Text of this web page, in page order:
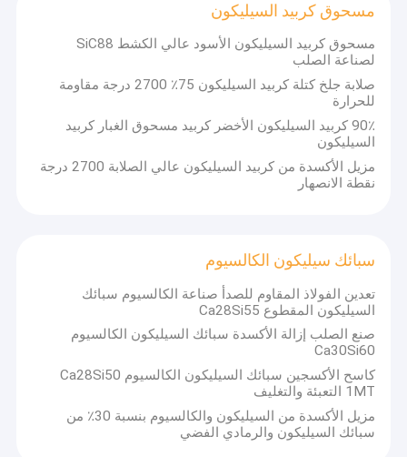
سبائك سيليكون الكالسيوم
فيرو موليبدينوم
فيرو تيتانيوم
فيرو فاناديوم
سلك الألمنيوم
صهر المواد
مواد حرارية مغرفة
Recarburizer
الطوب الحراري
صهر حراري
مسحوق كربيد السيليكون
مسحوق كربيد السيليكون الأسود عالي الكشط SiC88
لصناعة الصلب
صلابة جلخ كتلة كربيد السيليكون 75٪ 2700 درجة مقاومة
للحرارة
90٪ كربيد السيليكون الأخضر كربيد مسحوق الغبار كربيد
السيليكون
مزيل الأكسدة من كربيد السيليكون عالي الصلابة 2700 درجة
نقطة الانصهار
سبائك سيليكون الكالسيوم
تعدين الفولاذ المقاوم للصدأ صناعة الكالسيوم سبائك
السيليكون المقطوع Ca28Si55
صنع الصلب إزالة الأكسدة سبائك السيليكون الكالسيوم
Ca30Si60
كاسح الأكسجين سبائك السيليكون الكالسيوم Ca28Si50
1MT التعبئة والتغليف
مزيل الأكسدة من السيليكون والكالسيوم بنسبة 30٪ من
سبائك السيليكون والرمادي الفضي